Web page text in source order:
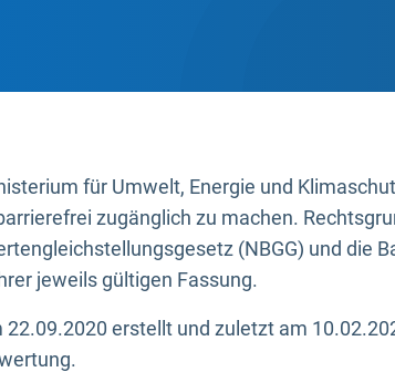
für Umwelt, Energie und
zugänglich zu machen.
(NBGG) und die
jeweils gültigen Fassung.
22.09.2020 erstellt und zuletzt am